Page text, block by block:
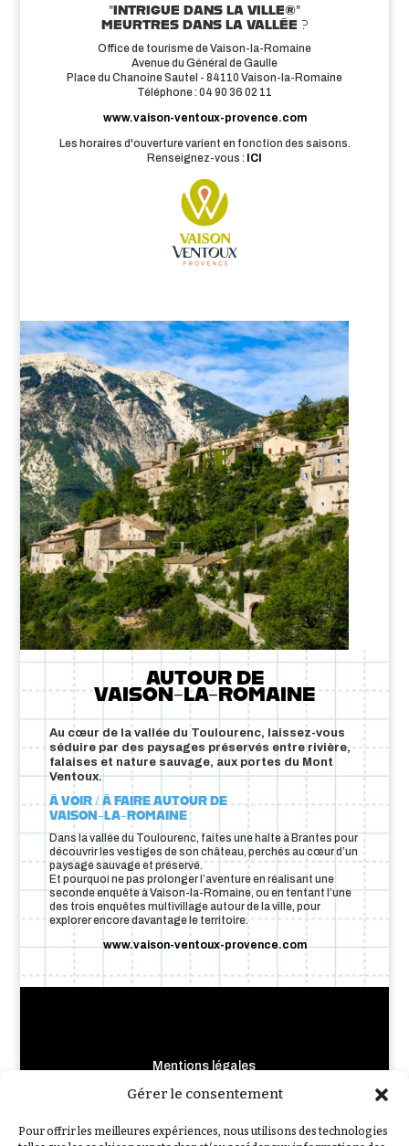
Gérer le consentement
Pour offrir les meilleures expériences, nous utilisons des technologies
"INTRIGUE DANS LA VILLE®"
MEURTRES DANS LA VALLÉE ?
Office de tourisme de Vaison-la-Romaine
Avenue du Général de Gaulle
Place du Chanoine Sautel - 84110 Vaison-la-Romaine
Téléphone : 04 90 36 02 11
www.vaison-ventoux-provence.com
Les horaires d'ouverture varient en fonction des saisons.
Renseignez-vous : ICI
AUTOUR DE
VAISON-LA-ROMAINE
Au cœur de la vallée du Toulourenc, laissez-vous
séduire par des paysages préservés entre rivière,
falaises et nature sauvage, aux portes du Mont
Ventoux.
À VOIR / À FAIRE AUTOUR DE
VAISON-LA-ROMAINE
Dans la vallée du Toulourenc, faites une halte à Brantes pour
découvrir les vestiges de son château, perchés au cœur d’un
paysage sauvage et préservé.
Et pourquoi ne pas prolonger l’aventure en réalisant une
seconde enquête à Vaison-la-Romaine, ou en tentant l’une
des trois enquêtes multivillage autour de la ville, pour
explorer encore davantage le territoire.
www.vaison-ventoux-provence.com
Mentions légales
Crédits photo et illustrations
Nous contacter